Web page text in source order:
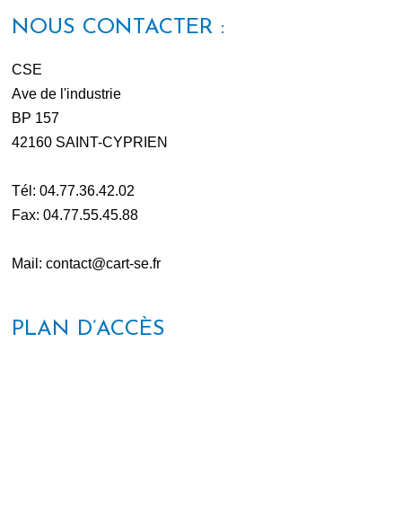
NOUS CONTACTER :
CSE
Ave de l'industrie
BP 157
42160 SAINT-CYPRIEN
Tél: 04.77.36.42.02
Fax: 04.77.55.45.88
Mail: contact@cart-se.fr
PLAN D’ACCÈS